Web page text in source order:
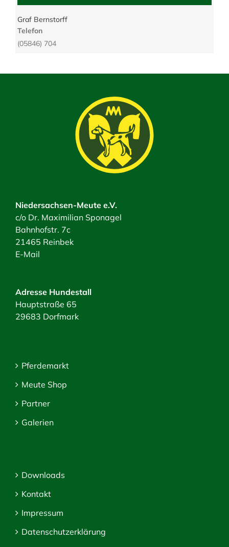
Graf Bernstorff
Telefon
(05846) 704
Niedersachsen-Meute e.V.
c/o Dr. Maximilian Sponagel
Bahnhofstr. 7c
21465 Reinbek
E-Mail
Adresse Hundestall
Hauptstraße 65
29683 Dorfmark
Pferdemarkt
Meute Shop
Partner
Galerien
Downloads
Kontakt
Impressum
Datenschutzerklärung